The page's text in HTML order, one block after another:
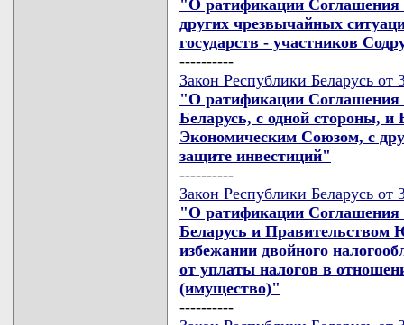
"О ратификации Соглашения
других чрезвычайных
государств - участников
----------
Закон Республики Беларусь от
"О ратификации Соглашения
Беларусь, с одной стороны,
Экономическим Союзом, с
защите инвестиций"
----------
Закон Республики Беларусь от
"О ратификации Соглашения
Беларусь и Правительством
избежании двойного
от уплаты налогов в
(имущество)"
----------